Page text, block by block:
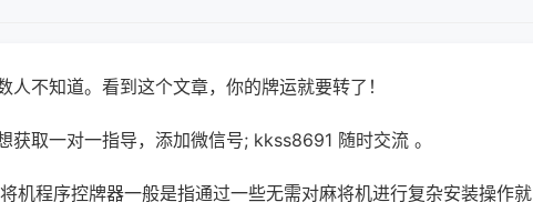
人不知道。看到这个文章，你的牌运就要转了！
获取一对一指导，添加微信号; kkss8691 随时交流 。
机程序控牌器一般是指通过一些无需对麻将机进行复杂安装操作就